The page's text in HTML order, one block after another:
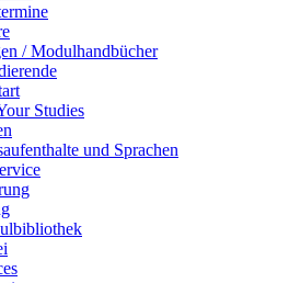
/ Modulhandbücher
Studies
und Sprachen